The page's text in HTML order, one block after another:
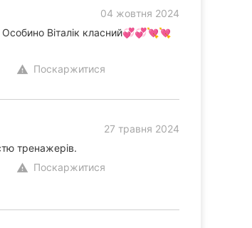
04 жовтня 2024
Віталік класний💞💞💘💘
warning Поскаржитися
27 травня 2024
тренажерів.
warning Поскаржитися